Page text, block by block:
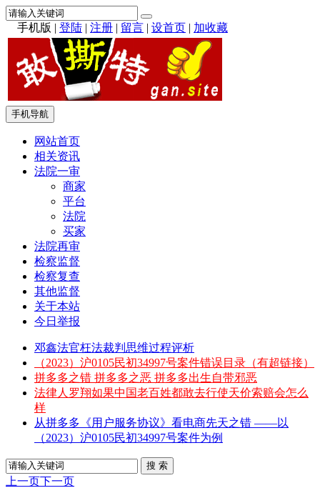
手机版 | 登陆 | 注册 | 留言 | 设首页 | 加收藏
手机导航
网站首页
相关资讯
法院一审
商家
平台
法院
买家
法院再审
检察监督
检察复查
其他监督
关于本站
今日举报
邓鑫法官枉法裁判思维过程评析
（2023）沪0105民初34997号案件错误目录（有超链接）
拼多多之错 拼多多之恶 拼多多出生自带邪恶
法律人罗翔如果中国老百姓都敢去行使天价索赔会怎么
样
从拼多多《用户服务协议》看电商先天之错 ——以
（2023）沪0105民初34997号案件为例
搜 索
上一页下一页